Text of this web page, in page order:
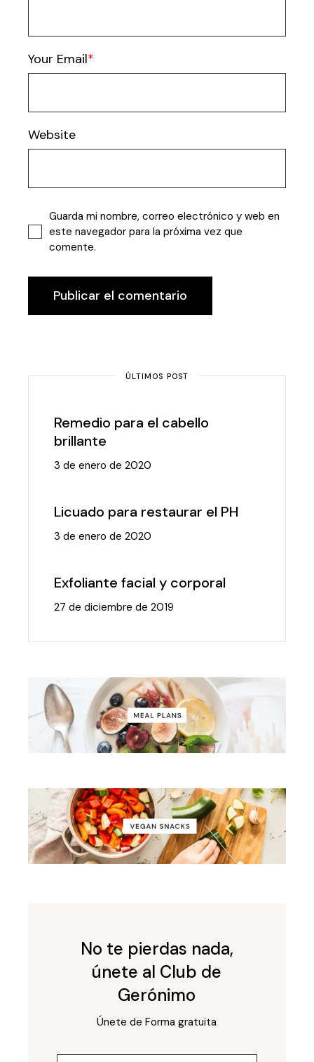
Your Email
Website
Guarda mi nombre, correo electrónico y web en
este navegador para la próxima vez que
comente.
Publicar el comentario
ÚLTIMOS POST
Remedio para el cabello
brillante
3 de enero de 2020
Licuado para restaurar el PH
3 de enero de 2020
Exfoliante facial y corporal
27 de diciembre de 2019
No te pierdas nada,
únete al Club de
Gerónimo
Únete de Forma gratuita